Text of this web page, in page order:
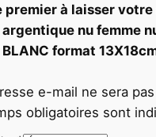
premier à laisser votre
argentique nu femme
BLANC format
e-mail ne sera
obligatoires sont